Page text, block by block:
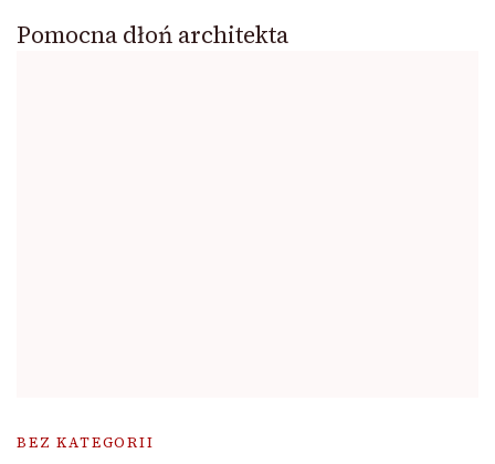
Pomocna dłoń architekta
BEZ KATEGORII